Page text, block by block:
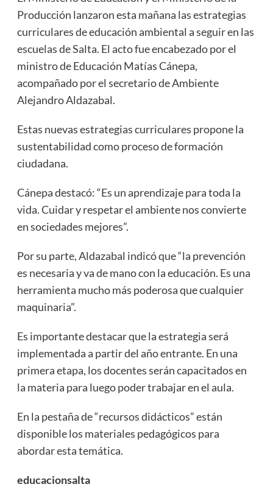
Producción lanzaron esta mañana las estrategias
curriculares de educación ambiental a seguir en las
escuelas de Salta. El acto fue encabezado por el
ministro de Educación Matías Cánepa,
acompañado por el secretario de Ambiente
Alejandro Aldazabal.
Estas nuevas estrategias curriculares propone la
sustentabilidad como proceso de formación
ciudadana.
Cánepa destacó: “Es un aprendizaje para toda la
vida. Cuidar y respetar el ambiente nos convierte
en sociedades mejores”.
Por su parte, Aldazabal indicó que “la prevención
es necesaria y va de mano con la educación. Es una
herramienta mucho más poderosa que cualquier
maquinaria”.
Es importante destacar que la estrategia será
implementada a partir del año entrante. En una
primera etapa, los docentes serán capacitados en
la materia para luego poder trabajar en el aula.
En la pestaña de “recursos didácticos” están
disponible los materiales pedagógicos para
abordar esta temática.
educacionsalta